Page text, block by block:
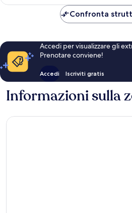
Confronta
Accedi per visualizzare gli
Prenotare conviene!
Accedi Iscriviti gratis
Informazioni sulla